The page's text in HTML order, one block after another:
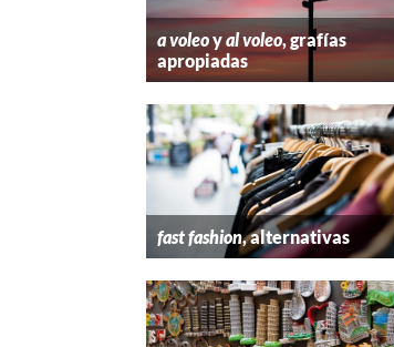
a voleoyal voleo, grafías
apropiadas
fast fashion, alternativas